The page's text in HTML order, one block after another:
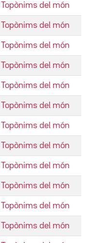
Topònims del món
Topònims del món
Topònims del món
Topònims del món
Topònims del món
Topònims del món
Topònims del món
Topònims del món
Topònims del món
Topònims del món
Topònims del món
Topònims del món